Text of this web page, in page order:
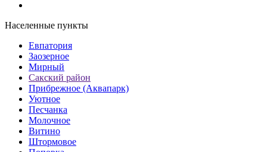
Населенные пункты
Евпатория
Заозерное
Мирный
Сакский район
Прибрежное (Аквапарк)
Уютное
Песчанка
Молочное
Витино
Штормовое